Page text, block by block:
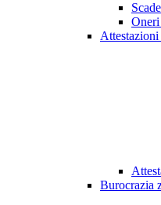
Burocrazia